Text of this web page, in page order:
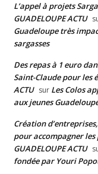
L’appel à projets
GUADELOUPE ACTU
Guadeloupe très
sargasses
Des repas à 1 euro
Saint-Claude pour les
ACTU sur Les Colos
aux jeunes
Création
pour accompagner
GUADELOUPE ACTU
fondée par Youri